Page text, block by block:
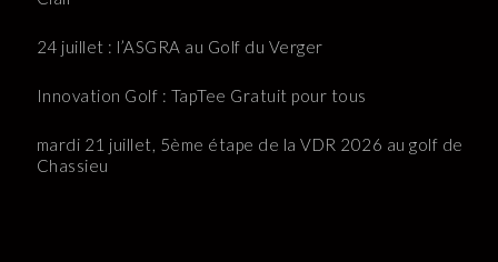
24 juillet : l’ASGRA au Golf du Verger
Innovation Golf : TapTee Gratuit pour tous
mardi 21 juillet, 5ème étape de la VDR 2026 au golf de
Chassieu